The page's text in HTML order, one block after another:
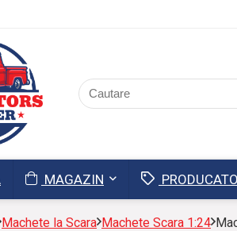
MAGAZIN
Machete la Scara Machete Scara 1:24